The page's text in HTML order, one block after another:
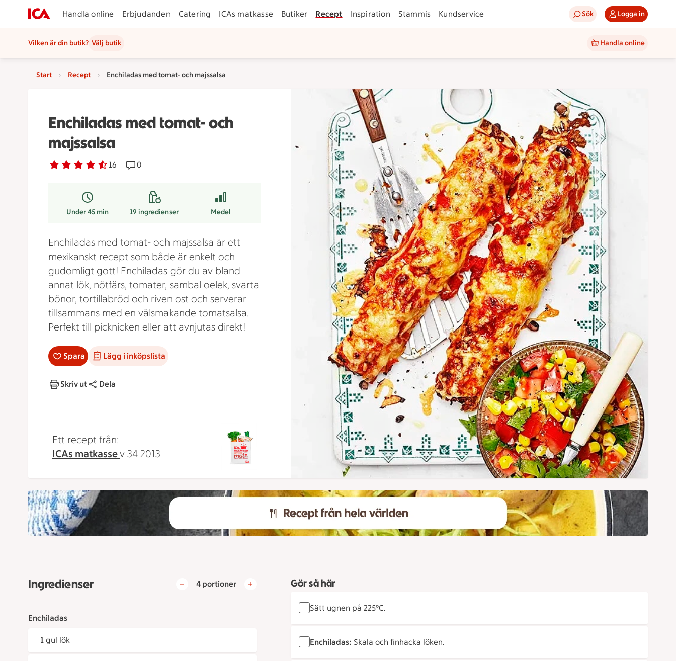
Handla online Erbjudanden Catering ICAs matkasse Butiker Recept Inspiration Stammis Kundservice Sök Logga in
Vilken är din butik? Välj butik Handla online
Start Recept Enchiladas med tomat- och majssalsa
Enchiladas med tomat- och
majssalsa
Betyg 4.5 av 5. 16
16 personer har röstatReceptet har 0 kommentarer
0
Under 45 min 19ingredienser Medel
Enchiladas med tomat- och majssalsa är ett
mexikanskt recept som både är enkelt och
gudomligt gott! Enchiladas gör du av bland
annat lök, nötfärs, tomater, sambal oelek, svarta
bönor, tortillabröd och riven ost och serverar
tillsammans med en välsmakande tomatsalsa.
Perfekt till picknicken eller att avnjutas direkt!
Spara Lägg i inköpslista
Skriv ut Dela
Ett recept från:
ICAs matkassev 34 2013
Ingredienser 4 portioner
Enchiladas
1 gul lök
Gör så här
Sätt ugnen på 225°C.
Enchiladas: Skala och finhacka löken.